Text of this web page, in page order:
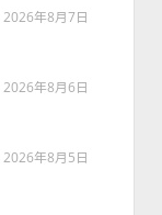
2026年8月7日
2026年8月6日
2026年8月5日